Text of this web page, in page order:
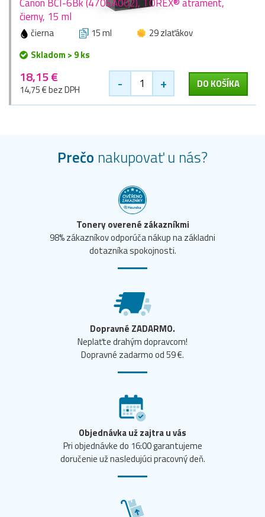
čierny, 15 ml
čierna 15 ml
29 zlaťákov
Skladom > 9 ks
18,15 €
14,75 € bez DPH - + DO KOŠÍKA
Prečo nakupovať u nás?
Tonery overené zákazníkmi
98% zákazníkov odporúča nákup na základni
dotazníka spokojnosti.
Dopravné ZADARMO.
Neplaťte drahým dopravcom!
Dopravné zadarmo od 59 €.
Objednávka už zajtra u vás
Pri objednávke do 16:00 garantujeme
doručenie už nasledujúci pracovný deň.